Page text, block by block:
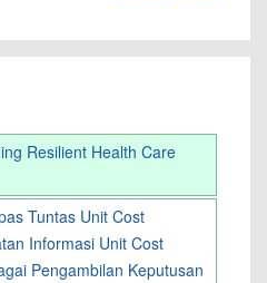
Resilient Health Care
Tuntas Unit Cost
Informasi Unit Cost
Pengambilan Keputusan